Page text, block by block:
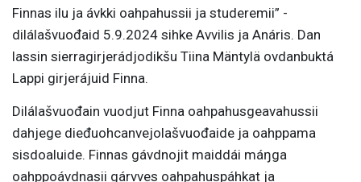
Finnas ilu ja ávkki oahpahussii ja studeremii” -
dilálašvuođaid 5.9.2024 sihke Avvilis ja Anáris. Dan
lassin sierragirjerádjodikšu Tiina Mäntylä ovdanbuktá
Lappi girjerájuid Finna.
Dilálašvuođain vuodjut Finna oahpahusgeavahussii
dahjege dieđuohcanvejolašvuođaide ja oahppama
sisdoaluide. Finnas gávdnojit maiddái máŋga
oahppoávdnasii gárvves oahpahuspáhkat ja